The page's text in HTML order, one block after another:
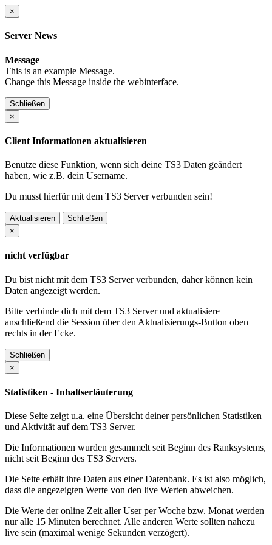
×
Server News
Message
This is an example Message.
Change this Message inside the webinterface.
Schließen
×
Client Informationen aktualisieren
Benutze diese Funktion, wenn sich deine TS3 Daten geändert
haben, wie z.B. dein Username.
Du musst hierfür mit dem TS3 Server verbunden sein!
Aktualisieren
Schließen
×
nicht verfügbar
Du bist nicht mit dem TS3 Server verbunden, daher können kein
Daten angezeigt werden.
Bitte verbinde dich mit dem TS3 Server und aktualisiere
anschließend die Session über den Aktualisierungs-Button oben
rechts in der Ecke.
Schließen
×
Statistiken - Inhaltserläuterung
Diese Seite zeigt u.a. eine Übersicht deiner persönlichen Statistiken
und Aktivität auf dem TS3 Server.
Die Informationen wurden gesammelt seit Beginn des Ranksystems,
nicht seit Beginn des TS3 Servers.
Die Seite erhält ihre Daten aus einer Datenbank. Es ist also möglich,
dass die angezeigten Werte von den live Werten abweichen.
Die Werte der online Zeit aller User per Woche bzw. Monat werden
nur alle 15 Minuten berechnet. Alle anderen Werte sollten nahezu
live sein (maximal wenige Sekunden verzögert).